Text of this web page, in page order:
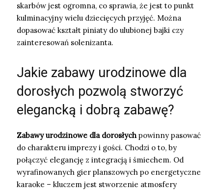
skarbów jest ogromna, co sprawia, że jest to punkt
kulminacyjny wielu dziecięcych przyjęć. Można
dopasować kształt piniaty do ulubionej bajki czy
zainteresowań solenizanta.
Jakie zabawy urodzinowe dla
dorosłych pozwolą stworzyć
elegancką i dobrą zabawę?
Zabawy urodzinowe dla dorosłych powinny pasować
do charakteru imprezy i gości. Chodzi o to, by
połączyć elegancję z integracją i śmiechem. Od
wyrafinowanych gier planszowych po energetyczne
karaoke – kluczem jest stworzenie atmosfery